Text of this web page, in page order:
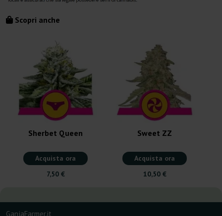
Scopri anche
Sherbet Queen
Acquista ora
7,50 €
Sweet ZZ
Acquista ora
10,50 €
GanjaFarmer.it